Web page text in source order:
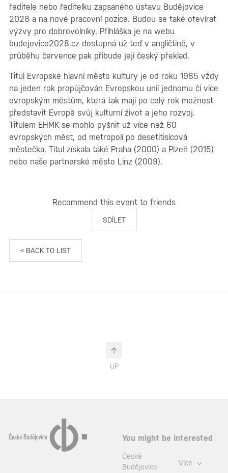
ředitele nebo ředitelku zapsaného ústavu Budějovice
2028 a na nové pracovní pozice. Budou se také otevírat
výzvy pro dobrovolníky. Přihláška je na webu
budejovice2028.cz dostupná už teď v angličtině, v
průběhu července pak přibude její český překlad.
Titul Evropské hlavní město kultury je od roku 1985 vždy
na jeden rok propůjčován Evropskou unií jednomu či více
evropským městům, která tak mají po celý rok možnost
představit Evropě svůj kulturní život a jeho rozvoj.
Titulem EHMK se mohlo pyšnit už více než 60
evropských měst, od metropolí po desetitisícová
městečka. Titul získala také Praha (2000) a Plzeň (2015)
nebo naše partnerské město Linz (2009).
Recommend this event to friends
SDÍLET
< BACK TO LIST
UP
You might be interested
České
Budějovice
Více